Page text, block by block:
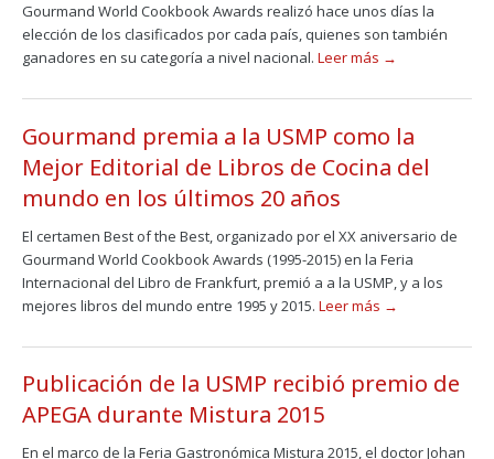
Gourmand World Cookbook Awards realizó hace unos días la
elección de los clasificados por cada país, quienes son también
ganadores en su categoría a nivel nacional. Leer más →
Gourmand premia a la USMP como la
Mejor Editorial de Libros de Cocina del
mundo en los últimos 20 años
El certamen Best of the Best, organizado por el XX aniversario de
Gourmand World Cookbook Awards (1995-2015) en la Feria
Internacional del Libro de Frankfurt, premió a a la USMP, y a los
mejores libros del mundo entre 1995 y 2015. Leer más →
Publicación de la USMP recibió premio de
APEGA durante Mistura 2015
En el marco de la Feria Gastronómica Mistura 2015, el doctor Johan